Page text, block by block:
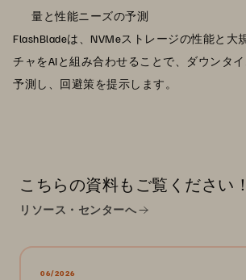
量と性能ニーズの予測
FlashBladeは、NVMeストレージの性能と大
チャをAIと組み合わせることで、ダウンタ
予測し、回避策を提示します。
こちらの資料もご覧ください！
リソース・センターへ
06/2026